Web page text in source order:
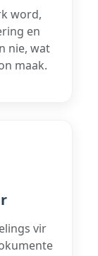
word,
en
nie, wat
maak.
vir